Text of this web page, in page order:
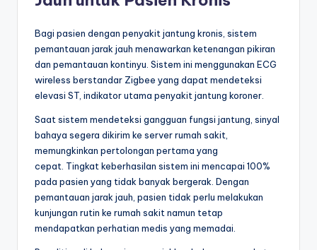
Bagi pasien dengan penyakit jantung kronis, sistem
pemantauan jarak jauh menawarkan ketenangan pikiran
dan pemantauan kontinyu. Sistem ini menggunakan ECG
wireless berstandar Zigbee yang dapat mendeteksi
elevasi ST, indikator utama penyakit jantung koroner.
Saat sistem mendeteksi gangguan fungsi jantung, sinyal
bahaya segera dikirim ke server rumah sakit,
memungkinkan pertolongan pertama yang
cepat. Tingkat keberhasilan sistem ini mencapai 100%
pada pasien yang tidak banyak bergerak. Dengan
pemantauan jarak jauh, pasien tidak perlu melakukan
kunjungan rutin ke rumah sakit namun tetap
mendapatkan perhatian medis yang memadai.